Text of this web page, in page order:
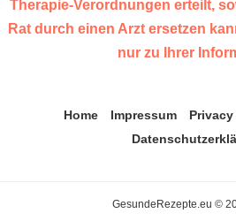
Therapie-Verordnungen erteilt,
Rat durch einen Arzt ersetzen
nur zu Ihrer
Home Impressum
GesundeRezepte.eu ©